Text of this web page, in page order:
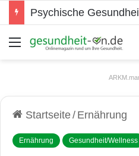
Psychische
Menü
Startseite/ Ernährung
Ernährung Gesundheit/Wellness